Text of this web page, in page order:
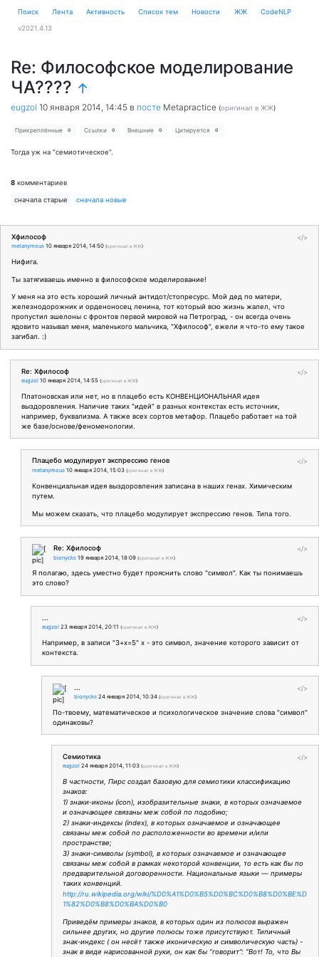
Поиск Лента Активность Cписок тем Новости ЖЖ CodeNLP
v2021.4.13
Re: Философское моделирование
ЧА???? ↑
eugzol 10 января 2014, 14:45 в посте Metapractice (оригинал в ЖЖ)
Прикреплённые 0 Ссылки 0 Внешние 0 Цитируется 0
Тогда уж на "семиотическое".
8 комментариев
сначала старые сначала новые
</>
Хфилософ
metanymous 10 января 2014, 14:50 (оригинал в ЖЖ)
Нифига.
Ты затягиваешь именно в философское моделирование!
У меня на это есть хороший личный антидот/стопресурс. Мой дед по матери,
железнодорожник и орденоносец ленина, тот который всю жизнь жалел, что
пропустил эшелоны с фронтов первой мировой на Петроград, - он всегда очень
ядовито называл меня, маленького мальчика, "Хфилософ", ежели я что-то ему такое
загибал. :)
</>
Re: Хфилософ
eugzol 10 января 2014, 14:55 (оригинал в ЖЖ)
Платоновская или нет, но в плацебо есть КОНВЕНЦИОНАЛЬНАЯ идея
выздоровления. Наличие таких "идей" в разных контекстах есть источник,
например, буквализма. А также всех сортов метафор. Плацебо работает на той
же базе/основе/феноменологии.
</>
Плацебо модулирует экспрессию генов
metanymous 10 января 2014, 15:03 (оригинал в ЖЖ)
Конвенциальная идея выздоровления записана в наших генах. Химическим
путем.
Мы можем сказать, что плацебо модулирует экспрессию генов. Типа того.
</>
Re: Хфилософ
bionycks 19 января 2014, 18:09 (оригинал в ЖЖ)
Я полагаю, здесь уместно будет прояснить слово "символ". Как ты понимаешь
это слово?
</>
...
eugzol 23 января 2014, 20:11 (оригинал в ЖЖ)
Например, в записи "3+х=5" х - это символ, значение которого зависит от
контекста.
</>
...
bionycks 24 января 2014, 10:34 (оригинал в ЖЖ)
По-твоему, математическое и психологическое значение слова "символ"
одинаковы?
</>
Семиотика
eugzol 24 января 2014, 11:03 (оригинал в ЖЖ)
В частности, Пирс создал базовую для семиотики классификацию
знаков:
1) знаки-иконы (icon), изобразительные знаки, в которых означаемое
и означающее связаны меж собой по подобию;
2) знаки-индексы (index), в которых означаемое и означающее
связаны меж собой по расположенности во времени и/или
пространстве;
3) знаки-символы (symbol), в которых означаемое и означающее
связаны меж собой в рамках некоторой конвенции, то есть как бы по
предварительной договоренности. Национальные языки — примеры
таких конвенций.
http://ru.wikipedia.org/wiki/%D0%A1%D0%B5%D0%BC%D0%B8%D0%BE%D
1%82%D0%B8%D0%BA%D0%B0
Приведём примеры знаков, в которых один из полюсов выражен
сильнее других, но другие полюсы тоже присутствуют. Типичный
знак-индекс ( он несёт также иконическую и символическую часть) -
знак в виде нарисованной руки, он как бы “говорит”: “Вот! То, что Вы